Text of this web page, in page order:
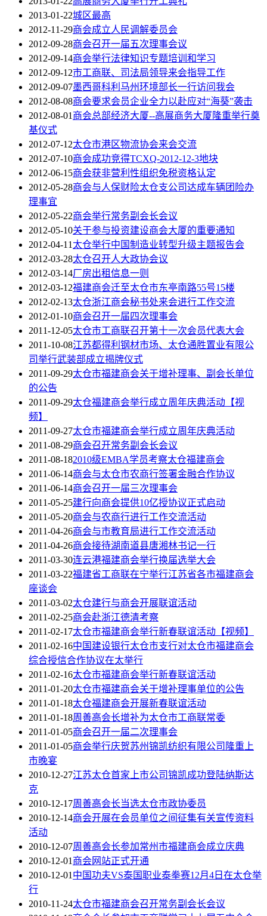
2013-01-22城区最高
2012-11-29商会成立人民调解委员会
2012-09-28商会召开一届五次理事会议
2012-09-14商会举行法律知识专题培训和学习
2012-09-12市工商联、司法局领导来会指导工作
2012-09-07墨西哥科利马州环境部长一行访问我会
2012-08-08商会要求会员企业全力以赴应对“海葵”袭击
2012-08-01商会总部经济大厦--高展商务大厦隆重举行奠
基仪式
2012-07-12太仓市港区物流协会来会交流
2012-07-10商会成功竞得TCXQ-2012-12-3地块
2012-06-15商会获非营利性组织免税资格认定
2012-05-28商会与人保财险太仓支公司达成车辆团险办
理事宜
2012-05-22商会举行常务副会长会议
2012-05-10关于参与投资建设商会大厦的重要通知
2012-04-11太仓举行中国制造业转型升级主题报告会
2012-03-28太仓召开人大政协会议
2012-03-14厂房出租信息一则
2012-03-12福建商会迁至太仓市东亭南路55号15楼
2012-02-13太仓浙江商会秘书处来会进行工作交流
2012-01-10商会召开一届四次理事会
2011-12-05太仓市工商联召开第十一次会员代表大会
2011-10-08江苏都得利钢材市场、太仓通胜置业有限公
司举行武装部成立揭牌仪式
2011-09-29太仓市福建商会关于增补理事、副会长单位
的公告
2011-09-29太仓福建商会举行成立周年庆典活动【视
频】
2011-09-27太仓市福建商会举行成立周年庆典活动
2011-08-29商会召开常务副会长会议
2011-08-182010级EMBA学员考察太仓福建商会
2011-06-14商会与太仓市农商行签署金融合作协议
2011-06-14商会召开一届三次理事会
2011-05-25建行向商会提供10亿授协议正式启动
2011-05-20商会与农商行进行工作交流活动
2011-04-26商会与市教育局进行工作交流活动
2011-04-26商会接待湖南道县唐湘林书记一行
2011-03-30连云港福建商会举行换届选举大会
2011-03-22福建省工商联在宁举行江苏省各市福建商会
座谈会
2011-03-02太仓建行与商会开展联谊活动
2011-02-25商会赴浙江德清考察
2011-02-17太仓市福建商会举行新春联谊活动【视频】
2011-02-16中国建设银行太仓市支行对太仓市福建商会
综合授信合作协议在太举行
2011-02-16太仓市福建商会举行新春联谊活动
2011-01-20太仓市福建商会关于增补理事单位的公告
2011-01-18太仓福建商会开展新春联谊活动
2011-01-18周善高会长增补为太仓市工商联常委
2011-01-05商会召开一届二次理事会
2011-01-05商会举行庆贺苏州锦凯纺织有限公司隆重上
市晚宴
2010-12-27江苏太仓首家上市公司锦凯成功登陆纳斯达
克
2010-12-17周善高会长当选太仓市政协委员
2010-12-14商会开展在会员单位之间征集有关宣传资料
活动
2010-12-07周善高会长参加常州市福建商会成立庆典
2010-12-01商会网站正式开通
2010-12-01中国功夫VS泰国职业泰拳赛12月4日在太仓举
行
2010-11-24太仓市福建商会召开常务副会长会议